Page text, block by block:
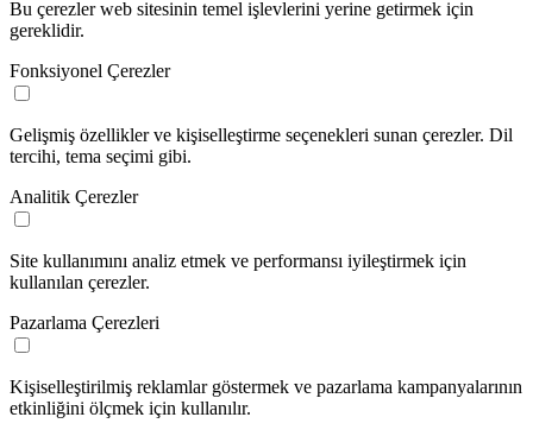
Bu çerezler web sitesinin temel işlevlerini yerine getirmek için
gereklidir.
Fonksiyonel Çerezler
Gelişmiş özellikler ve kişiselleştirme seçenekleri sunan çerezler. Dil
tercihi, tema seçimi gibi.
Analitik Çerezler
Site kullanımını analiz etmek ve performansı iyileştirmek için
kullanılan çerezler.
Pazarlama Çerezleri
Kişiselleştirilmiş reklamlar göstermek ve pazarlama kampanyalarının
etkinliğini ölçmek için kullanılır.